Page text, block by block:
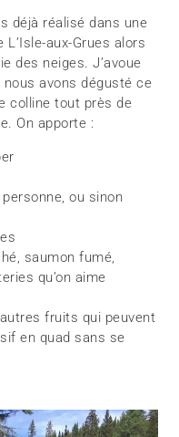
déjà réalisé dans une
aux-Grues alors
des neiges. J’avoue
avons dégusté ce
colline tout près de
On apporte :
ou sinon
saumon fumé,
qu’on aime
fruits qui peuvent
en quad sans se